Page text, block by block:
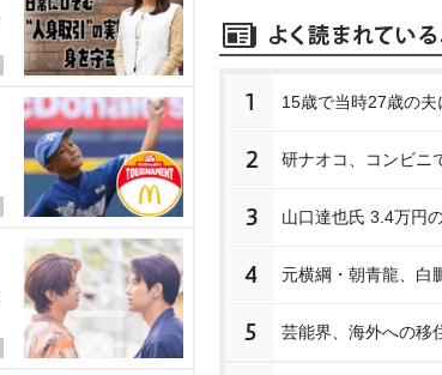
1 15歳で当時27歳の夫
2 研ナオコ、コンビニ
3 山口達也氏 3.4万円
4 元横綱・朝青龍、白
5 芸能界、海外への移